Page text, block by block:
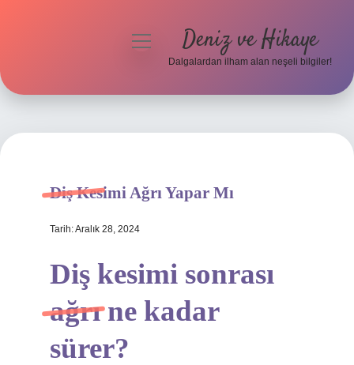
Hakkımızda
menüyü
Deniz ve Hikaye
Dalgalardan ilham alan neşeli bilgiler!
Diş Kesimi Ağrı Yapar Mı
Tarih: Aralık 28, 2024
Diş kesimi sonrası
ağrı ne kadar
sürer?